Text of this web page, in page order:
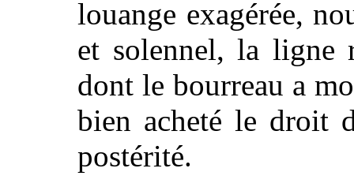
louange exagérée,
et solennel, la ligne
dont le bourreau a
bien acheté le droit
postérité.